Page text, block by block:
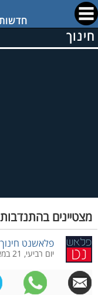
חינוך
מצטיינים
פלאשנט חינוך
יום רביעי, 21 במאי 2025, 18:54